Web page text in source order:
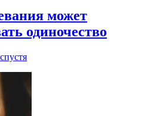
может
одиночество